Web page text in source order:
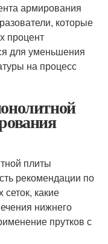
армирования
которые
процент
для уменьшения
на процесс
плиты
рекомендации по
какие
нижнего
прутков с